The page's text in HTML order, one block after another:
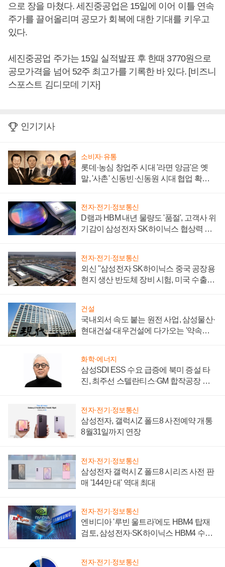
으로 장을 마쳤다. 세진중공업은 15일에 이어 이틀 연속
주가를 끌어올리며 공모가 회복에 대한 기대를 키우고
있다.
세진중공업 주가는 15일 실적발표 후 한때 3770원으로
공모가격을 넘어 52주 최고가를 기록한 바 있다. [비즈니
스포스트 김디모데 기자]
인기기사
소비자·유통
롯데·농심 창업주 시대 '라면 앙금'은 옛
말, '사촌' 신동빈·신동원 시대 협업 확대
전자·전기·정보통신
D램과 HBM 내년 물량도 '품절', 고객사 위
기감이 삼성전자 SK하이닉스 협상력 더
전자·전기·정보통신
외신 "삼성전자 SK하이닉스 중국 공장용
현지 생산 반도체 장비 시험, 미국 수출통
건설
국내외서 속도 붙는 원전 사업, 삼성물산·
현대건설·대우건설에 다가오는 '약속의
화학·에너지
삼성SDI ESS 수요 급증에 북미 증설 타
진, 최주선 스텔란티스·GM 합작공장 건
전자·전기·정보통신
삼성전자, 갤럭시Z 폴드8 사전예약 개통
8월31일까지 연장
전자·전기·정보통신
삼성전자 갤럭시 Z 폴드8 시리즈 사전 판
매 '144만 대' 역대 최대
전자·전기·정보통신
엔비디아 '루빈 울트라'에도 HBM4 탑재
검토, 삼성전자·SK하이닉스 HBM4 수율
전자·전기·정보통신